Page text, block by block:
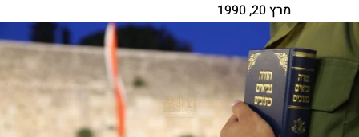
מרץ 20, 1990